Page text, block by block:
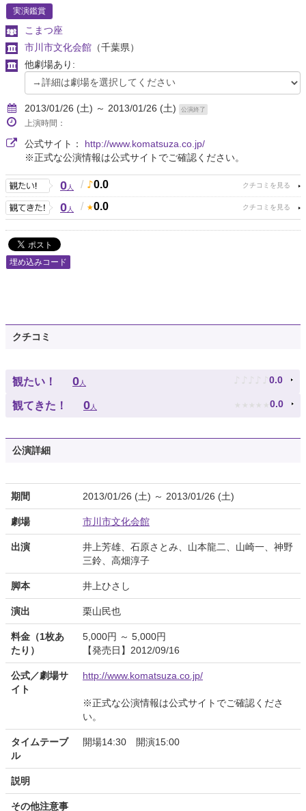
実演鑑賞
こまつ座
市川市文化会館 （千葉県）
他劇場あり:
2013/01/26 (土) ～ 2013/01/26 (土) 公演終了
上演時間：
公式サイト： http://www.komatsuza.co.jp/
※正式な公演情報は公式サイトでご確認ください。
0人 / 0.0
0人 / 0.0
埋め込みコード
クチコミ
観たい！ 0人 ♪ ♪ ♪ ♪ ♪ 0.0
観てきた！ 0人 ★ ★ ★ ★ ★ 0.0
公演詳細
期間 2013/01/26 (土) ～ 2013/01/26 (土)
劇場 市川市文化会館
出演
井上芳雄、石原さとみ、山本龍二、山崎一、神野
三鈴、高畑淳子
脚本 井上ひさし
演出 栗山民也
料金（1枚あ
たり）
5,000円 ～ 5,000円
【発売日】2012/09/16
公式／劇場サ
イト
http://www.komatsuza.co.jp/
※正式な公演情報は公式サイトでご確認くださ
い。
タイムテーブ
ル
開場14:30 開演15:00
説明
その他注意事